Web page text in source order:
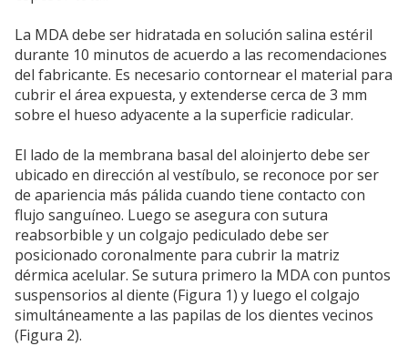
La MDA debe ser hidratada en solución salina estéril
durante 10 minutos de acuerdo a las recomendaciones
del fabricante. Es necesario contornear el material para
cubrir el área expuesta, y extenderse cerca de 3 mm
sobre el hueso adyacente a la superficie radicular.
El lado de la membrana basal del aloinjerto debe ser
ubicado en dirección al vestíbulo, se reconoce por ser
de apariencia más pálida cuando tiene contacto con
flujo sanguíneo. Luego se asegura con sutura
reabsorbible y un colgajo pediculado debe ser
posicionado coronalmente para cubrir la matriz
dérmica acelular. Se sutura primero la MDA con puntos
suspensorios al diente (Figura 1) y luego el colgajo
simultáneamente a las papilas de los dientes vecinos
(Figura 2).